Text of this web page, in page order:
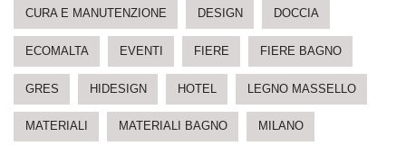
CURA E MANUTENZIONE DESIGN DOCCIA
ECOMALTA EVENTI FIERE FIERE BAGNO
GRES HIDESIGN HOTEL LEGNO MASSELLO
MATERIALI MATERIALI BAGNO MILANO